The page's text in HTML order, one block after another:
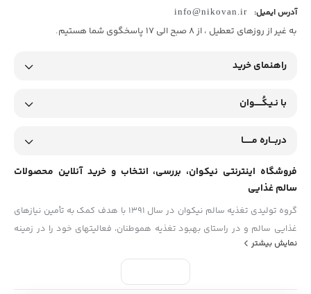
آدرس ایمیل: info@nikovan.ir
به غیر از روزهای تعطیل ، از 8 صبح الی 17 پاسخگوی شما هستیم.
راهنمای خرید
با نـیـکُـــــوان
دربـــاره مــــــا
فروشگاه اینترنتی نیکوان، بررسی، انتخاب و خرید آنلاین محصولات
سالم غذایی
گروه تولیدی تغذیه سالم نیکوان در سال ۱۳۹۱ با هدف کمک به تأمین نیازهای
غذایی سالم و در راستای بهبود تغذیه هموطنان، فعالیتهای خود را در زمینه‏
های ارائه مواد غذایی ارگانیک (بکر) و عاری از هرگونه مواد غیرطبیعی و
شیمیایی و نیز مطالعه و پژوهش در مورد خواص غذایی و دارویی مواد
خوراکی آغاز نمود و هم اکنون با بهره‏ گیری از تجربه و دستاوردهای درخشان
نمایش بیشتر